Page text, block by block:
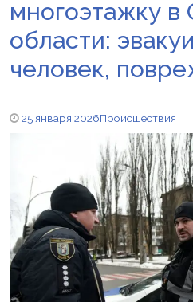
многоэтажку в
области:
человек,
25 января 2026Происшествия